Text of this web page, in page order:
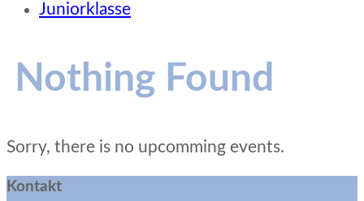
Juniorklasse
Nothing Found
Sorry, there is no upcomming events.
Kontakt